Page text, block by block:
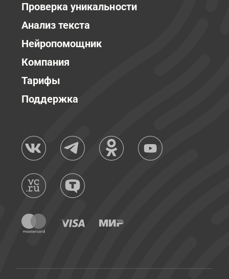
Проверка уникальности
Анализ текста
Нейропомощник
Компания
Тарифы
Поддержка